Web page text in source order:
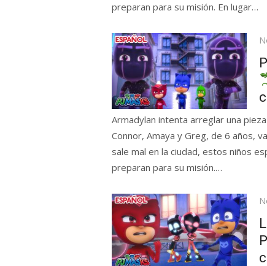
preparan para su misión. En lugar…
Armadylan intenta arreglar una
Connor, Amaya y Greg, de 6 años,
sale mal en la ciudad, estos niños
preparan para su misión.…